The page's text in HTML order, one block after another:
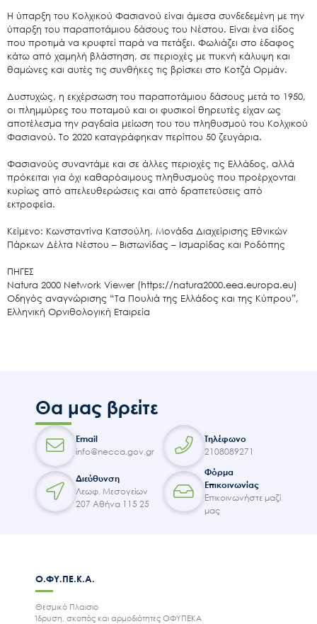
Search
for:
Ο.ΦΥ.ΠΕ.Κ.Α.
Άξονες δράσης
Έργα
Εισιτήρια
Η ύπαρξη του Κολχικού Φασιανού είναι άμεσα συνδεδεμένη με την
ύπαρξη του παραποτάμιου δάσους του Νέστου. Είναι ένα είδος
που προτιμά να κρυφτεί παρά να πετάξει. Φωλιάζει στο έδαφος
κάτω από χαμηλή βλάστηση, σε περιοχές με πυκνή κάλυψη και
θαμώνες και αυτές τις συνθήκες τις βρίσκει στο Κοτζά Ορμάν.
Δυστυχώς, η εκχέρσωση του παραποτάμιου δάσους μετά το 1950,
οι πλημμύρες του ποταμού και οι φυσικοί θηρευτές είχαν ως
αποτέλεσμα την ραγδαία μείωση του του πληθυσμού του Κολχικού
Φασιανού. Το 2020 καταγράφηκαν περίπου 50 ζευγάρια.
Φασιανούς συναντάμε και σε άλλες περιοχές τις Ελλάδος, αλλά
πρόκειται για όχι καθαρόαιμους πληθυσμούς που προέρχονται
κυρίως από απελευθερώσεις και από δραπετεύσεις από
εκτροφεία.
Κείμενο: Κωνσταντίνα Κατσούλη, Μονάδα Διαχείρισης Εθνικών
Πάρκων Δέλτα Νέστου – Βιστωνίδας – Ισμαρίδας και Ροδόπης
ΠΗΓΕΣ
Natura 2000 Network Viewer (https://natura2000.eea.europa.eu)
Οδηγός αναγνώρισης “Τα Πουλιά της Ελλάδος και της Κύπρου”,
Ελληνική Ορνιθολογική Εταιρεία
Θα μας βρείτε
Email
info@necca.gov.gr
Τηλέφωνο
2108089271
Διεύθυνση
Λεωφ. Μεσογείων
207 Αθήνα 115 25
Φόρμα
Επικοινωνίας
Επικοινωνήστε μαζί
μας
Ο.ΦΥ.ΠΕ.Κ.Α.
Θεσμικό Πλαισιο
Ίδρυση, σκοπός και αρμοδιότητες ΟΦΥΠΕΚΑ